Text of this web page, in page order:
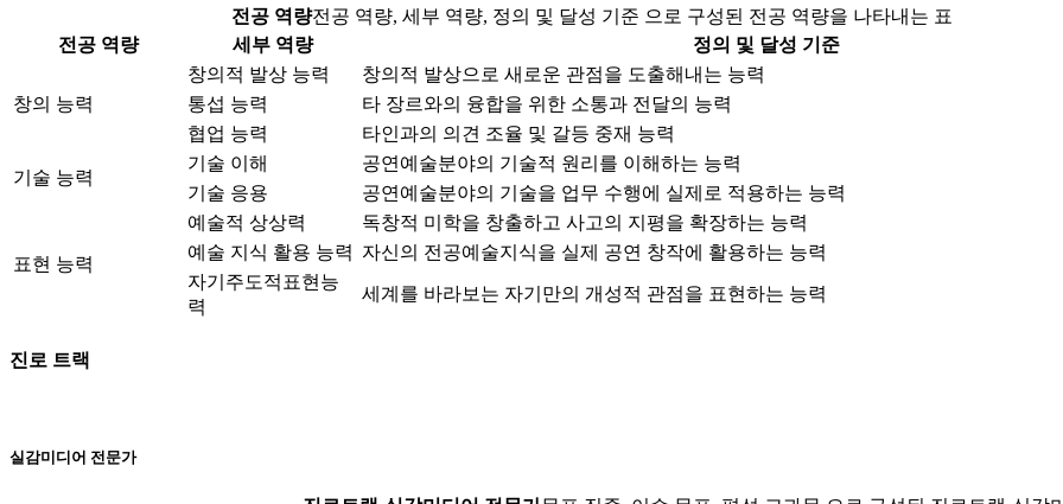
전공 역량전공 역량, 세부 역량, 정의 및 달성 기준 으로 구성된 전공 역량을 나타내는 표
전공 역량
세부 역량 정의 및 달성 기준
창의 능력
창의적 발상 능력
창의적 발상으로 새로운 관점을 도출해내는 능력
통섭 능력
타 장르와의 융합을 위한 소통과 전달의 능력
협업 능력
타인과의 의견 조율 및 갈등 중재 능력
기술 능력
기술 이해
공연예술분야의 기술적 원리를 이해하는 능력
기술 응용
공연예술분야의 기술을 업무 수행에 실제로 적용하는 능력
표현 능력
예술적 상상력
독창적 미학을 창출하고 사고의 지평을 확장하는 능력
예술 지식 활용 능력 자신의 전공예술지식을 실제 공연 창작에 활용하는 능력
자기주도적표현능
력
세계를 바라보는 자기만의 개성적 관점을 표현하는 능력
진로 트랙
실감미디어 전문가